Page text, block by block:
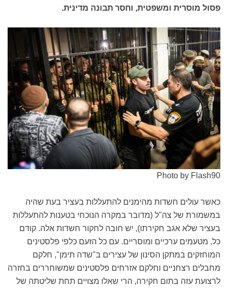
פסול מוסרית ומשפטית, וחסר תבונה מדינית.
Photo by Flash90
כאשר עולים חשדות מהימנים להתעללות בעציר בעת שהיה
במשמורת של צה"ל (מדובר במקרה הנוכחי בטענות להתעללות
בעציר שלא אגב חקירתו), יש חובה לחקור חשדות אלה. קודם
כל, מטעמים ערכיים ומוסריים. עם כל הזעם כלפי פלסטינים
המוחזקים במתקן הסינון של עצירים ב"שדה תימן", חלקם
מחבלים רצחניים וחלקם אזרחים פלסטינים שמשוחררים בחזרה
לרצועת עזה בתום חקירה, הרי שאלו מצויים תחת שליטתה של